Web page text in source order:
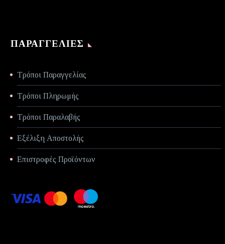
ΠΑΡΑΓΓΕΛΊΕΣ
Τρόποι Παραγγελίας
Τρόποι Πληρωμής
Τρόποι Παραλαβής
Εξέλιξη Αποστολής
Επιστροφές Προϊόντων